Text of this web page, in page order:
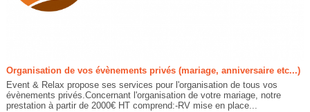
Organisation de vos évènements privés (mariage, anniversaire etc...)
Event & Relax propose ses services pour l'organisation de tous vos
évènements privés.Concernant l'organisation de votre mariage, notre
prestation à partir de 2000€ HT comprend:-RV mise en place...